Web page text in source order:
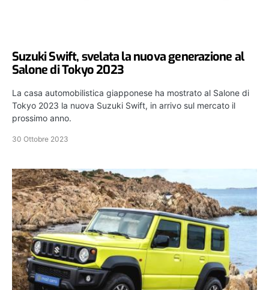
Suzuki Swift, svelata la nuova generazione al
Salone di Tokyo 2023
La casa automobilistica giapponese ha mostrato al Salone di
Tokyo 2023 la nuova Suzuki Swift, in arrivo sul mercato il
prossimo anno.
30 Ottobre 2023